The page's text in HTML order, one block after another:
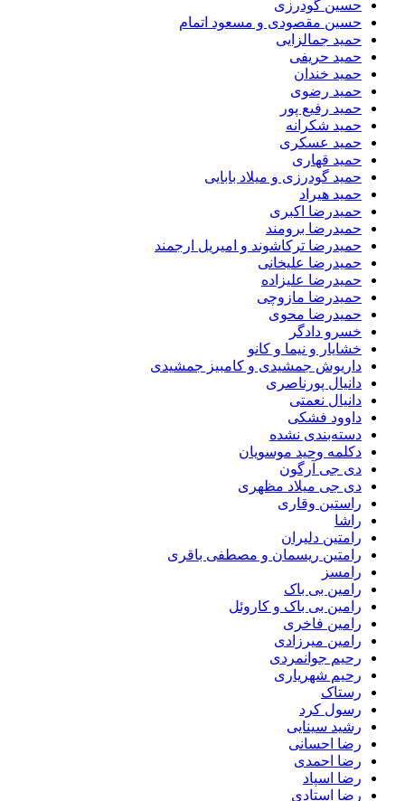
حسین گودرزی
حسین مقصودی و مسعود اتمام
حمید جمالزایی
حمید حریفی
حمید خندان
حمید رضوی
حمید رفیع پور
حمید شکرانه
حمید عسکری
حمید قهاری
حمید گودرزی و میلاد بابایی
حمید هیراد
حمیدرضا اکبری
حمیدرضا برومند
حمیدرضا ترکاشوند و امیریل ارجمند
حمیدرضا علیخانی
حمیدرضا علیزاده
حمیدرضا مازوچی
حمیدرضا محوی
خسرو دادگر
خشایار و نیما و کانو
داریوش جمشیدی و کامبیز جمشیدی
دانیال پورناصری
دانیال نعمتی
داوود فشکی
دسته‌بندی نشده
دکلمه وحید موسویان
دی جی آرگون
دی جی میلاد مظهری
راستین وقاری
راشا
رامتین دلیران
رامتین ریسمان و مصطفی باقری
رامسز
رامین بی باک
رامین بی باک و کاروئل
رامین فاخری
رامین میرزادی
رحیم جوانمردی
رحیم شهریاری
رستاک
رسول کرد
رشید سینایی
رضا احسانی
رضا احمدی
رضا اسپاد
رضا استادی